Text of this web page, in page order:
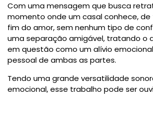
Com uma mensagem que busca
momento onde um casal conhece, de
fim do amor, sem nenhum tipo de
uma separação amigável, tratando o
em questão como um alívio
pessoal de ambas as partes.
Tendo uma grande versatilidade
emocional, esse trabalho pode ser